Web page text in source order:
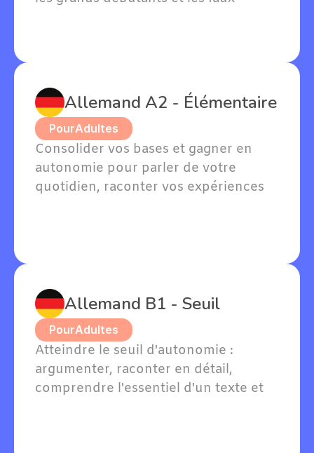
Allemand A2 - Élémentaire
PourAdultes
Consolider vos bases et gagner en
autonomie pour parler de votre
quotidien, raconter vos expériences
Allemand B1 - Seuil
PourAdultes
Atteindre le seuil d'autonomie :
argumenter, raconter en détail,
comprendre l'essentiel d'un texte et